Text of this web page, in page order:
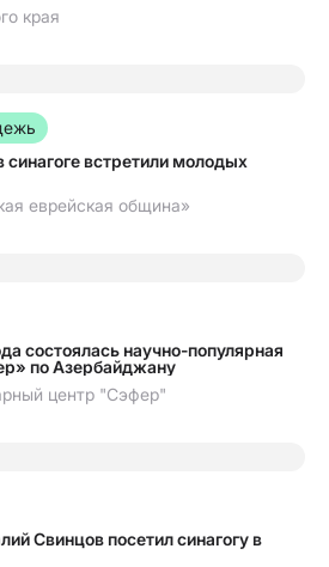
края
встретили молодых
еврейская община»
состоялась научно-популярная
по Азербайджану
центр "Сэфер"
Свинцов посетил синагогу в